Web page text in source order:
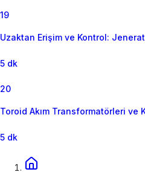
19
Uzaktan Erişim ve Kontrol:
5 dk
20
Toroid Akım Transformatörleri ve
5 dk